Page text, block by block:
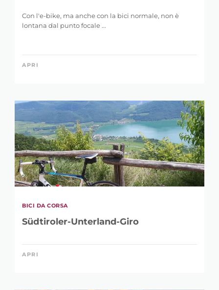
Con l'e-bike, ma anche con la bici normale, non è
lontana dal punto focale ...
APRI
BICI DA CORSA
Südtiroler-Unterland-Giro
APRI